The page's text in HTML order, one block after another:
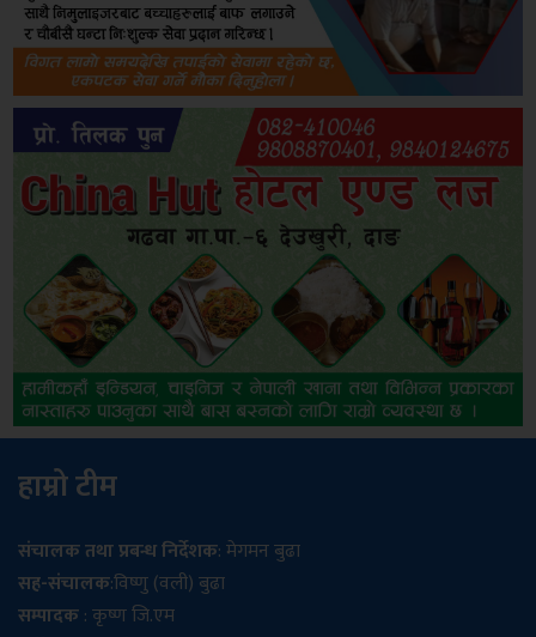
हाम्रो टीम
संचालक तथा प्रबन्ध निर्देशक: मेगमन बुढा
सह-संचालक:विष्णु (वली) बुढा
सम्पादक: कृष्ण जि.एम